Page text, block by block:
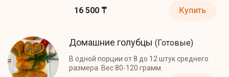
16 500 ₸ Купить
Домашние голубцы (Готовые)
В одной порции от 8 до 12 штук среднего
размера. Вес 80-120 грамм.